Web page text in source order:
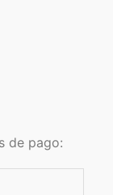
de pago: